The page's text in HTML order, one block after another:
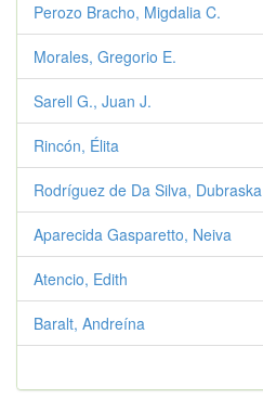
Perozo Bracho, Migdalia C.
Morales, Gregorio E.
Sarell G., Juan J.
Rincón, Élita
Rodríguez de Da Silva, Dubraska
Aparecida Gasparetto, Neiva
Atencio, Edith
Baralt, Andreína